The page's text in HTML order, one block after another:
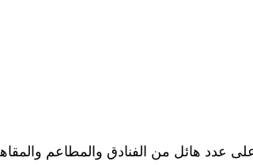
عدد هائل من الفنادق والمطاعم